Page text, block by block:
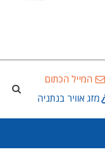
המייל הכתום
מזג אוויר בנתניה